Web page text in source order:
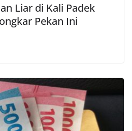
Liar di Kali Padek
Pekan Ini